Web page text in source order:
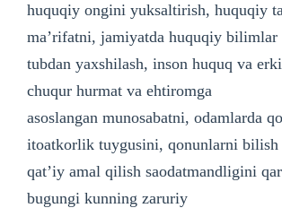
huquqiy ongini yuksaltirish, huquqiy
ma’rifatni, jamiyatda huquqiy
tubdan yaxshilash, inson huquq va
chuqur hurmat va ehtiromga
asoslangan munosabatni, odamlarda
itoatkorlik tuygusini, qonunlarni bilish
qat’iy amal qilish saodatmandligini
bugungi kunning zaruriy